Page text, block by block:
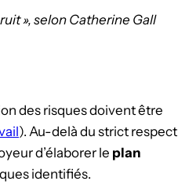
», selon Catherine Gall
des risques doivent être
). Au-delà du strict respect
d’élaborer le plan
identifiés.